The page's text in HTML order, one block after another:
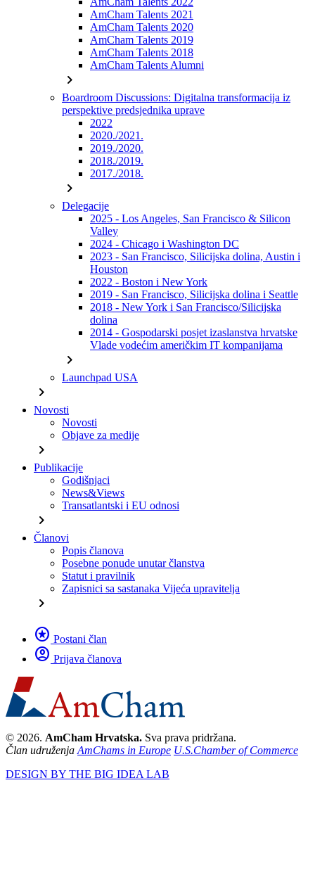
AmCham Talents 2021
AmCham Talents 2020
AmCham Talents 2019
AmCham Talents 2018
AmCham Talents Alumni
chevron_right
Boardroom Discussions: Digitalna transformacija iz
perspektive predsjednika uprave
2022
2020./2021.
2019./2020.
2018./2019.
2017./2018.
chevron_right
Delegacije
2025 - Los Angeles, San Francisco & Silicon
Valley
2024 - Chicago i Washington DC
2023 - San Francisco, Silicijska dolina, Austin i
Houston
2022 - Boston i New York
2019 - San Francisco, Silicijska dolina i Seattle
2018 - New York i San Francisco/Silicijska
dolina
2014 - Gospodarski posjet izaslanstva hrvatske
Vlade vodećim američkim IT kompanijama
chevron_right
Launchpad USA
chevron_right
Novosti
Novosti
Objave za medije
chevron_right
Publikacije
Godišnjaci
News&Views
Transatlantski i EU odnosi
chevron_right
Članovi
Popis članova
Posebne ponude unutar članstva
Statut i pravilnik
Zapisnici sa sastanaka Vijeća upravitelja
chevron_right
stars Postani član
account_circle Prijava članova
© 2026. AmCham Hrvatska. Sva prava pridržana.
Član udruženja AmChams in Europe U.S.Chamber of Commerce
DESIGN BY THE BIG IDEA LAB